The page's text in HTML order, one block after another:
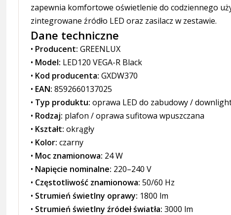
zapewnia komfortowe oświetlenie do codziennego
zintegrowane źródło LED oraz zasilacz w zestawie.
Dane techniczne
• Producent: GREENLUX
• Model: LED120 VEGA-R Black
• Kod producenta: GXDW370
• EAN: 8592660137025
• Typ produktu: oprawa LED do zabudowy /
• Rodzaj: plafon / oprawa sufitowa wpuszczana
• Kształt: okrągły
• Kolor: czarny
• Moc znamionowa: 24 W
• Napięcie nominalne: 220–240 V
• Częstotliwość znamionowa: 50/60 Hz
• Strumień świetlny oprawy: 1800 lm
• Strumień świetlny źródeł światła: 3000 lm